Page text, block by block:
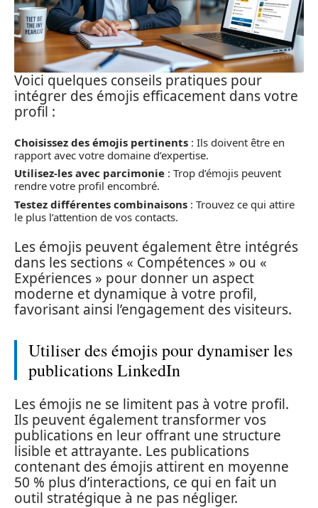
Voici quelques conseils pratiques pour
intégrer des émojis efficacement dans votre
profil :
Choisissez des émojis pertinents : Ils doivent être en
rapport avec votre domaine d’expertise.
Utilisez-les avec parcimonie : Trop d’émojis peuvent
rendre votre profil encombré.
Testez différentes combinaisons : Trouvez ce qui attire
le plus l’attention de vos contacts.
Les émojis peuvent également être intégrés
dans les sections « Compétences » ou «
Expériences » pour donner un aspect
moderne et dynamique à votre profil,
favorisant ainsi l’engagement des visiteurs.
Utiliser des émojis pour dynamiser les
publications LinkedIn
Les émojis ne se limitent pas à votre profil.
Ils peuvent également transformer vos
publications en leur offrant une structure
lisible et attrayante. Les publications
contenant des émojis attirent en moyenne
50 % plus d’interactions, ce qui en fait un
outil stratégique à ne pas négliger.